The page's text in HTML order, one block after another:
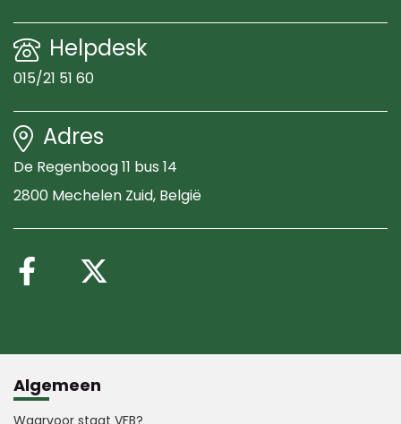
Helpdesk
015/21 51 60
Adres
De Regenboog 11 bus 14
2800 Mechelen Zuid, België
Volg ons op Facebook
Algemeen
Waarvoor staat VFB?